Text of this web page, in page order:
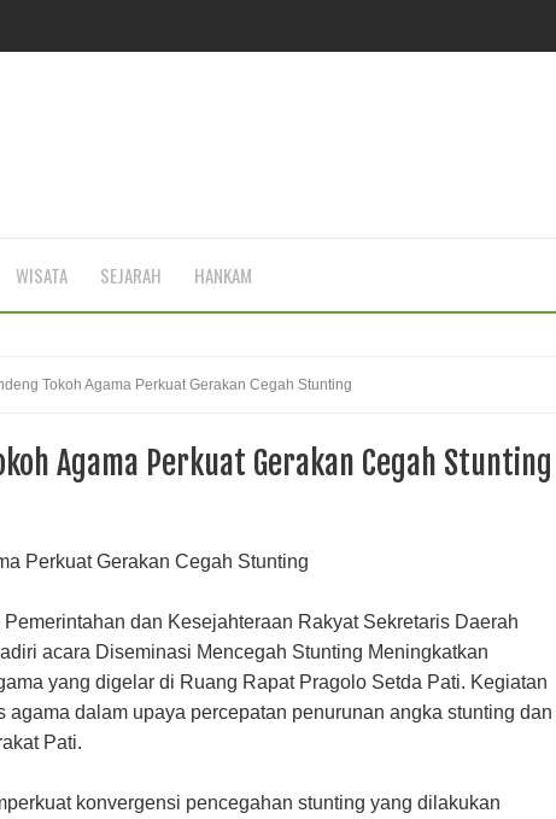
WISATA SEJARAH HANKAM
Tokoh Agama Perkuat Gerakan Cegah Stunting
Agama Perkuat Gerakan Cegah Stunting
Perkuat Gerakan Cegah Stunting
dan Kesejahteraan Rakyat Sekretaris Daerah
acara Diseminasi Mencegah Stunting Meningkatkan
yang digelar di Ruang Rapat Pragolo Setda Pati. Kegiatan
dalam upaya percepatan penurunan angka stunting dan
Pati.
konvergensi pencegahan stunting yang dilakukan